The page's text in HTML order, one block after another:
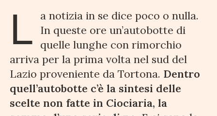
L
a notizia in se dice poco o nulla.
In queste ore un’autobotte di
quelle lunghe con rimorchio
arriva per la prima volta nel sud del
Lazio proveniente da Tortona. Dentro
quell’autobotte c’è la sintesi delle
scelte non fatte in Ciociaria, la